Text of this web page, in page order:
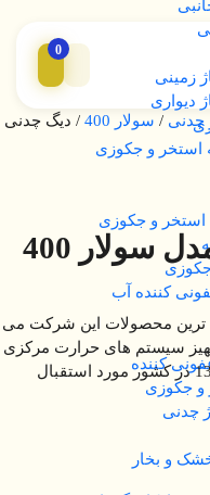
زمینی
دیواری
استخر و جکوزی
استخر و جکوزی
کننده آب
کننده
و جکوزی
چدنی
و بخار
0
چدنی / سولار 400
/ دیگ چدنی
دیگ چدنی شوفاژکار مدل سولار 400
از قدیمی ترین محصولات این شرکت می
سیستم های حرارت مرکزی
ساختمان های کوچک و متوسط از دهه 1360 در کشور مورد استقبال